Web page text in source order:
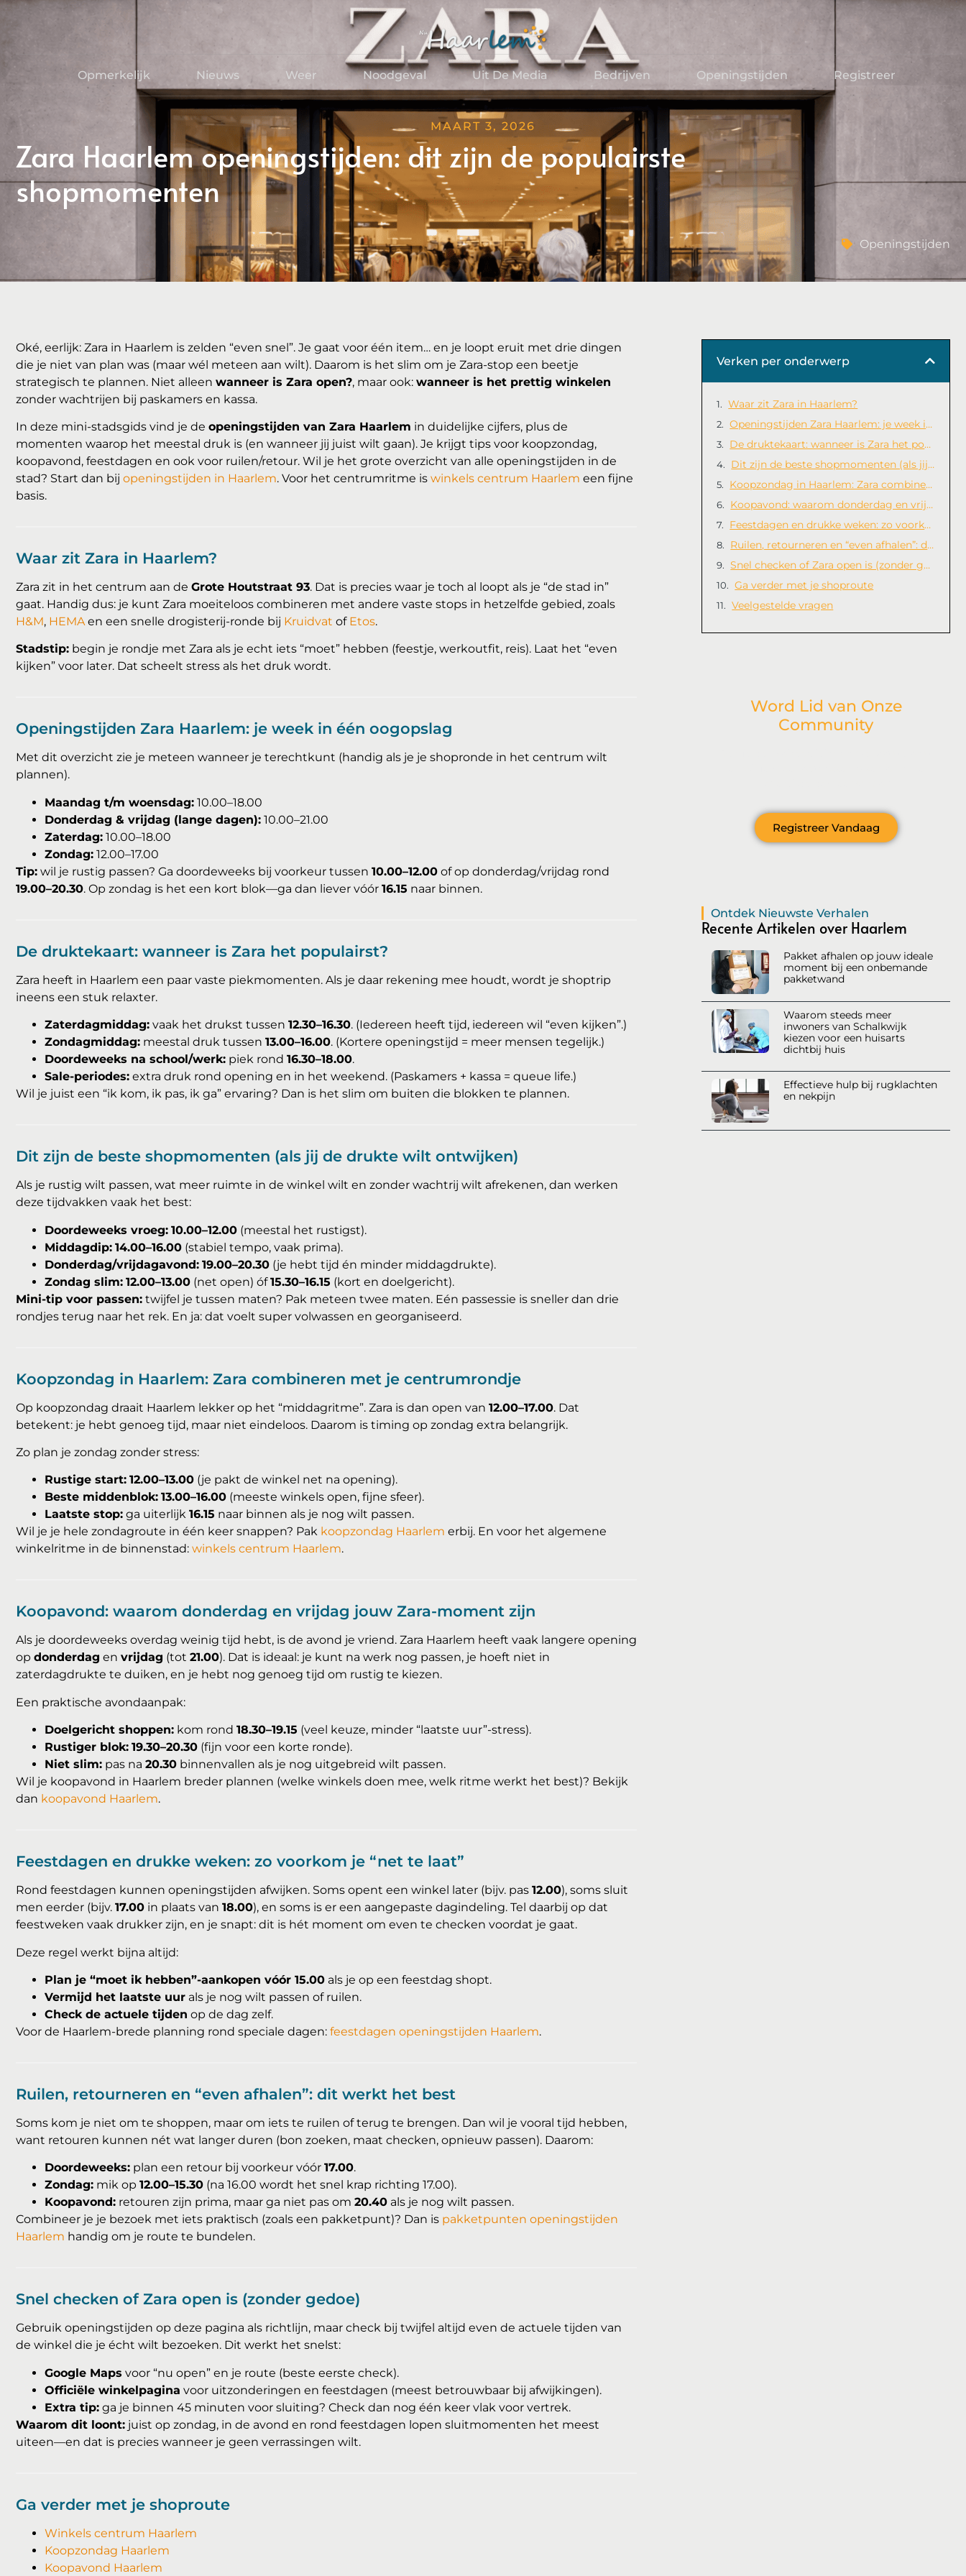
Opmerkelijk Nieuws Weer Noodgeval Uit De Media Bedrijven Openingstijden Registreer
MAART 3, 2026
Zara Haarlem openingstijden: dit zijn de populairste
shopmomenten
Openingstijden
Oké, eerlijk: Zara in Haarlem is zelden “even snel”. Je gaat voor één item… en je loopt eruit met drie dingen
die je niet van plan was (maar wél meteen aan wilt). Daarom is het slim om je Zara-stop een beetje
strategisch te plannen. Niet alleen wanneer is Zara open?, maar ook: wanneer is het prettig winkelen
zonder wachtrijen bij paskamers en kassa.
In deze mini-stadsgids vind je de openingstijden van Zara Haarlem in duidelijke cijfers, plus de
momenten waarop het meestal druk is (en wanneer jij juist wilt gaan). Je krijgt tips voor koopzondag,
koopavond, feestdagen en ook voor ruilen/retour. Wil je het grote overzicht van alle openingstijden in de
stad? Start dan bij openingstijden in Haarlem. Voor het centrumritme is winkels centrum Haarlem een fijne
basis.
Waar zit Zara in Haarlem?
Zara zit in het centrum aan de Grote Houtstraat 93. Dat is precies waar je toch al loopt als je “de stad in”
gaat. Handig dus: je kunt Zara moeiteloos combineren met andere vaste stops in hetzelfde gebied, zoals
H&M, HEMAen een snelle drogisterij-ronde bij Kruidvat of Etos.
Stadstip: begin je rondje met Zara als je echt iets “moet” hebben (feestje, werkoutfit, reis). Laat het “even
kijken” voor later. Dat scheelt stress als het druk wordt.
Openingstijden Zara Haarlem: je week in één oogopslag
Met dit overzicht zie je meteen wanneer je terechtkunt (handig als je je shopronde in het centrum wilt
plannen).
Maandag t/m woensdag: 10.00–18.00
Donderdag & vrijdag (lange dagen): 10.00–21.00
Zaterdag: 10.00–18.00
Zondag: 12.00–17.00
Tip: wil je rustig passen? Ga doordeweeks bij voorkeur tussen 10.00–12.00 of op donderdag/vrijdag rond
19.00–20.30. Op zondag is het een kort blok—ga dan liever vóór 16.15 naar binnen.
De druktekaart: wanneer is Zara het populairst?
Zara heeft in Haarlem een paar vaste piekmomenten. Als je daar rekening mee houdt, wordt je shoptrip
ineens een stuk relaxter.
Zaterdagmiddag: vaak het drukst tussen 12.30–16.30. (Iedereen heeft tijd, iedereen wil “even kijken”.)
Zondagmiddag: meestal druk tussen 13.00–16.00. (Kortere openingstijd = meer mensen tegelijk.)
Doordeweeks na school/werk: piek rond 16.30–18.00.
Sale-periodes: extra druk rond opening en in het weekend. (Paskamers + kassa = queue life.)
Wil je juist een “ik kom, ik pas, ik ga” ervaring? Dan is het slim om buiten die blokken te plannen.
Dit zijn de beste shopmomenten (als jij de drukte wilt ontwijken)
Als je rustig wilt passen, wat meer ruimte in de winkel wilt en zonder wachtrij wilt afrekenen, dan werken
deze tijdvakken vaak het best:
Doordeweeks vroeg: 10.00–12.00 (meestal het rustigst).
Middagdip: 14.00–16.00 (stabiel tempo, vaak prima).
Donderdag/vrijdagavond: 19.00–20.30 (je hebt tijd én minder middagdrukte).
Zondag slim: 12.00–13.00 (net open) óf15.30–16.15 (kort en doelgericht).
Mini-tip voor passen: twijfel je tussen maten? Pak meteen twee maten. Eén passessie is sneller dan drie
rondjes terug naar het rek. En ja: dat voelt super volwassen en georganiseerd.
Koopzondag in Haarlem: Zara combineren met je centrumrondje
Op koopzondag draait Haarlem lekker op het “middagritme”. Zara is dan open van 12.00–17.00. Dat
betekent: je hebt genoeg tijd, maar niet eindeloos. Daarom is timing op zondag extra belangrijk.
Zo plan je zondag zonder stress:
Rustige start: 12.00–13.00 (je pakt de winkel net na opening).
Beste middenblok: 13.00–16.00 (meeste winkels open, fijne sfeer).
Laatste stop: ga uiterlijk 16.15 naar binnen als je nog wilt passen.
Wil je je hele zondagroute in één keer snappen? Pak koopzondag Haarlem erbij. En voor het algemene
winkelritme in de binnenstad: winkels centrum Haarlem.
Koopavond: waarom donderdag en vrijdag jouw Zara-moment zijn
Als je doordeweeks overdag weinig tijd hebt, is de avond je vriend. Zara Haarlem heeft vaak langere opening
op donderdag en vrijdag (tot 21.00). Dat is ideaal: je kunt na werk nog passen, je hoeft niet in
zaterdagdrukte te duiken, en je hebt nog genoeg tijd om rustig te kiezen.
Een praktische avondaanpak:
Doelgericht shoppen: kom rond 18.30–19.15 (veel keuze, minder “laatste uur”-stress).
Rustiger blok: 19.30–20.30 (fijn voor een korte ronde).
Niet slim: pas na 20.30 binnenvallen als je nog uitgebreid wilt passen.
Wil je koopavond in Haarlem breder plannen (welke winkels doen mee, welk ritme werkt het best)? Bekijk
dan koopavond Haarlem.
Feestdagen en drukke weken: zo voorkom je “net te laat”
Rond feestdagen kunnen openingstijden afwijken. Soms opent een winkel later (bijv. pas 12.00), soms sluit
men eerder (bijv. 17.00 in plaats van 18.00), en soms is er een aangepaste dagindeling. Tel daarbij op dat
feestweken vaak drukker zijn, en je snapt: dit is hét moment om even te checken voordat je gaat.
Deze regel werkt bijna altijd:
Plan je “moet ik hebben”-aankopen vóór 15.00 als je op een feestdag shopt.
Vermijd het laatste uur als je nog wilt passen of ruilen.
Check de actuele tijden op de dag zelf.
Voor de Haarlem-brede planning rond speciale dagen: feestdagen openingstijden Haarlem.
Ruilen, retourneren en “even afhalen”: dit werkt het best
Soms kom je niet om te shoppen, maar om iets te ruilen of terug te brengen. Dan wil je vooral tijd hebben,
want retouren kunnen nét wat langer duren (bon zoeken, maat checken, opnieuw passen). Daarom:
Doordeweeks: plan een retour bij voorkeur vóór 17.00.
Zondag: mik op 12.00–15.30 (na 16.00 wordt het snel krap richting 17.00).
Koopavond: retouren zijn prima, maar ga niet pas om 20.40 als je nog wilt passen.
Combineer je je bezoek met iets praktisch (zoals een pakketpunt)? Dan is pakketpunten openingstijden
Haarlem handig om je route te bundelen.
Snel checken of Zara open is (zonder gedoe)
Gebruik openingstijden op deze pagina als richtlijn, maar check bij twijfel altijd even de actuele tijden van
de winkel die je écht wilt bezoeken. Dit werkt het snelst:
Google Maps voor “nu open” en je route (beste eerste check).
Officiële winkelpagina voor uitzonderingen en feestdagen (meest betrouwbaar bij afwijkingen).
Extra tip: ga je binnen 45 minuten voor sluiting? Check dan nog één keer vlak voor vertrek.
Waarom dit loont: juist op zondag, in de avond en rond feestdagen lopen sluitmomenten het meest
uiteen—en dat is precies wanneer je geen verrassingen wilt.
Ga verder met je shoproute
Winkels centrum Haarlem
Koopzondag Haarlem
Koopavond Haarlem
Verken per onderwerp
Waar zit Zara in Haarlem?
Openingstijden Zara Haarlem: je week in één oogopslag
De druktekaart: wanneer is Zara het populairst?
Dit zijn de beste shopmomenten (als jij de drukte wilt ontwijken)
Koopzondag in Haarlem: Zara combineren met je centrumrondje
Koopavond: waarom donderdag en vrijdag jouw Zara-moment zijn
Feestdagen en drukke weken: zo voorkom je “net te laat”
Ruilen, retourneren en “even afhalen”: dit werkt het best
Snel checken of Zara open is (zonder gedoe)
Ga verder met je shoproute
Veelgestelde vragen
Word Lid van Onze
Community
Registreer Vandaag
Ontdek Nieuwste Verhalen
Recente Artikelen over Haarlem
Pakket afhalen op jouw ideale
moment bij een onbemande
pakketwand
Waarom steeds meer
inwoners van Schalkwijk
kiezen voor een huisarts
dichtbij huis
Effectieve hulp bij rugklachten
en nekpijn